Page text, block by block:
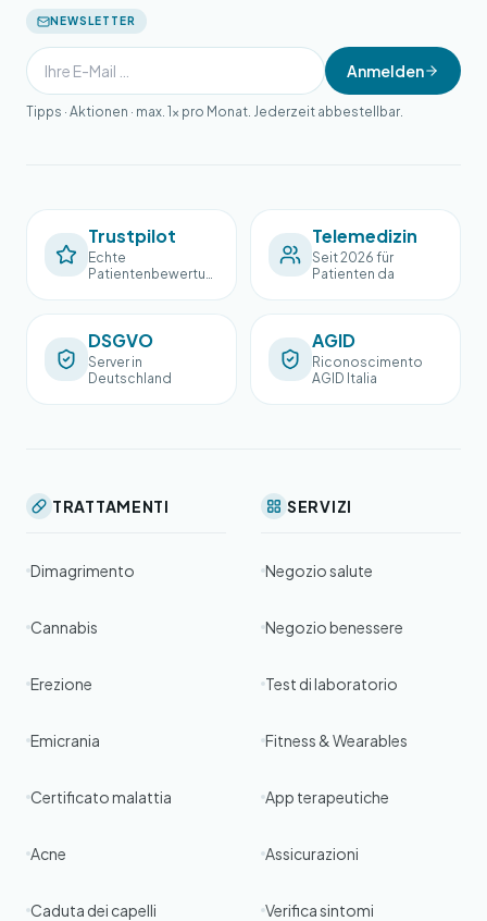
NEWSLETTER
Anmelden
Tipps · Aktionen · max. 1× pro Monat. Jederzeit abbestellbar.
Trustpilot
Echte
Patientenbewertun
Telemedizin
Seit 2026 für
Patienten da
DSGVO
Server in
Deutschland
AGID
Riconoscimento
AGID Italia
TRATTAMENTI
Dimagrimento
Cannabis
Erezione
Emicrania
Certificato malattia
Acne
Caduta dei capelli
SERVIZI
Negozio salute
Negozio benessere
Test di laboratorio
Fitness & Wearables
App terapeutiche
Assicurazioni
Verifica sintomi